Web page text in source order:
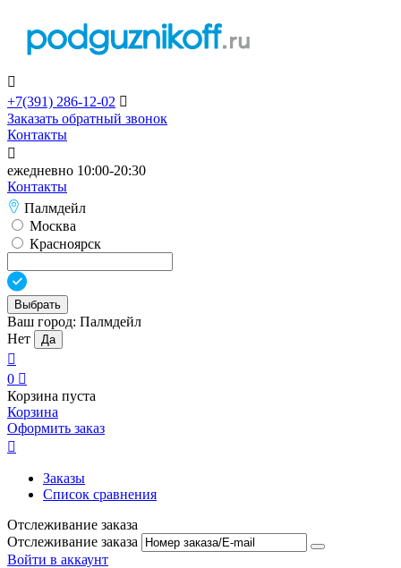

+7(391) 286-12-02 
Заказать обратный звонок
Контакты

ежедневно 10:00-20:30
Контакты
Палмдейл
Москва
Красноярск
Выбрать
Ваш город: Палмдейл
Нет
Да

0 
Корзина пуста
Корзина
Оформить заказ

Заказы
Список сравнения
Отслеживание заказа
Отслеживание заказа
Войти в аккаунт